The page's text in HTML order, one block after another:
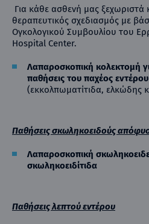
Για κάθε ασθενή μας ξεχωριστά
θεραπευτικός σχεδιασμός με
Ογκολογικού Συμβουλίου του
Hospital Center.
Λαπαροσκοπική κολεκτομή
παθήσεις του παχέος εντέρου
(εκκολπωματίτιδα, ελκώδης
Παθήσεις σκωληκοειδούς
Λαπαροσκοπική
σκωληκοειδίτιδα
Παθήσεις λεπτού εντέρου